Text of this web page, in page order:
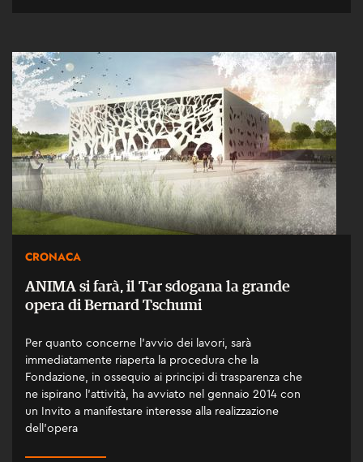
CRONACA
ANIMA si farà, il Tar sdogana la grande
opera di Bernard Tschumi
Per quanto concerne l’avvio dei lavori, sarà
immediatamente riaperta la procedura che la
Fondazione, in ossequio ai principi di trasparenza che
ne ispirano l’attività, ha avviato nel gennaio 2014 con
un Invito a manifestare interesse alla realizzazione
dell’opera